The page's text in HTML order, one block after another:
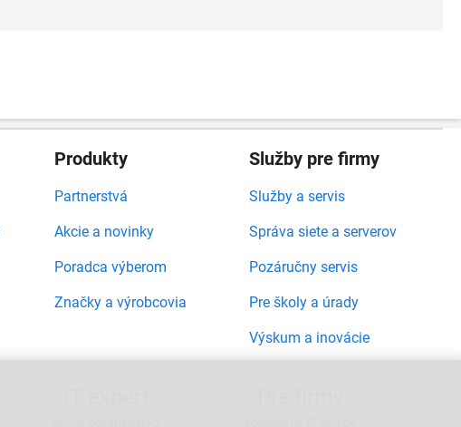
Produkty
Partnerstvá
Akcie a novinky
Poradca výberom
Značky a výrobcovia
Služby pre firmy
Služby a servis
Správa siete a serverov
Pozáručny servis
Pre školy a úrady
Výskum a inovácie